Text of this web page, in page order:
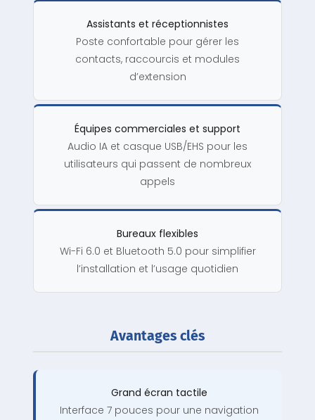
Assistants et réceptionnistes
Poste confortable pour gérer les
contacts, raccourcis et modules
d’extension
Équipes commerciales et support
Audio IA et casque USB/EHS pour les
utilisateurs qui passent de nombreux
appels
Bureaux flexibles
Wi-Fi 6.0 et Bluetooth 5.0 pour simplifier
l’installation et l’usage quotidien
Avantages clés
Grand écran tactile
Interface 7 pouces pour une navigation